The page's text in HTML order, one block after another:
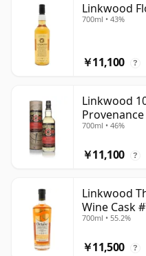
Linkwood
700ml • 43%
￥11,100 ?
Linkwood
700ml • 46%
￥11,100 ?
Linkwood
Wine Cask
700ml • 55.2%
￥11,500 ?